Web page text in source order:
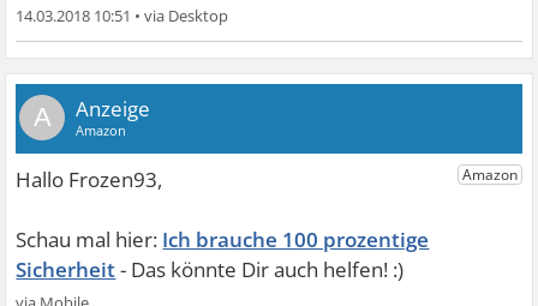
14.03.2018 10:51 •
A
Ich brauche 100 prozentige
Sicherheit